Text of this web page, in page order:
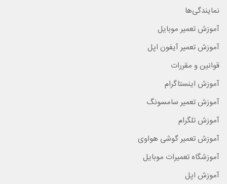
نمایندگی‌ها
آموزش تعمیر موبایل
آموزش تعمیر آیفون اپل
قوانین و مقررات
آموزش اینستاگرام
آموزش تعمیر سامسونگ
آموزش تلگرام
آموزش تعمیر گوشی هواوی
آموزشگاه تعمیرات موبایل
آموزش اپل